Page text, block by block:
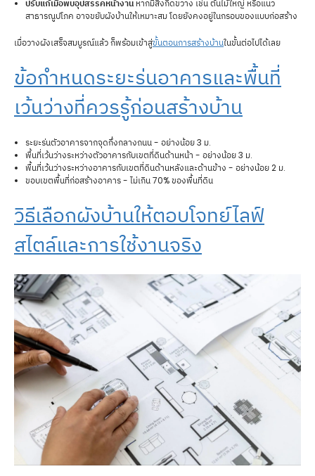
ปรับแก้เมื่อพบอุปสรรคหน้างาน หากมีสิ่งกีดขวาง เช่น ต้นไม้ใหญ่ หรือแนว
สาธารณูปโภค อาจขยับผังบ้านให้เหมาะสม โดยยังคงอยู่ในกรอบของแบบก่อสร้าง
เมื่อวางผังเสร็จสมบูรณ์แล้ว ก็พร้อมเข้าสู่ขั้นตอนการสร้างบ้านในขั้นต่อไปได้เลย
ข้อกำหนดระยะร่นอาคารและพื้นที่
เว้นว่างที่ควรรู้ก่อนสร้างบ้าน
ระยะร่นตัวอาคารจากจุดกึ่งกลางถนน - อย่างน้อย 3 ม.
พื้นที่เว้นว่างระหว่างตัวอาคารกับเขตที่ดินด้านหน้า - อย่างน้อย 3 ม.
พื้นที่เว้นว่างระหว่างอาคารกับเขตที่ดินด้านหลังและด้านข้าง - อย่างน้อย 2 ม.
ขอบเขตพื้นที่ก่อสร้างอาคาร - ไม่เกิน 70% ของพื้นที่ดิน
วิธีเลือกผังบ้านให้ตอบโจทย์ไลฟ์
สไตล์และการใช้งานจริง